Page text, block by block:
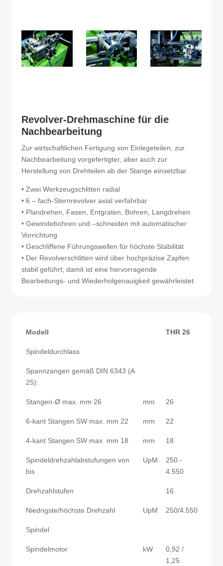
Revolver-Drehmaschine für die
Nachbearbeitung
Zur wirtschaftlichen Fertigung von Einlegeteilen, zur
Nachbearbeitung vorgefertigter, aber auch zur
Herstellung von Drehteilen ab der Stange einsetzbar
• Zwei Werkzeugschlitten radial
• 6 – fach-Sternrevolver axial verfahrbar
• Plandrehen, Fasen, Entgraten, Bohren, Langdrehen
• Gewindebohren und –schneiden mit automatischer
Vorrichtung
• Geschliffene Führungswellen für höchste Stabilität
• Der Revolverschlitten wird über hochpräzise Zapfen
stabil geführt; damit ist eine hervorragende
Bearbeitungs- und Wiederholgenauigkeit gewährleistet
Modell THR 26
Spindeldurchlass
Spannzangen gemäß DIN 6343 (A
25):
Stangen-Ø max. mm 26 mm 26
6-kant Stangen SW max. mm 22 mm 22
4-kant Stangen SW max. mm 18 mm 18
Spindeldrehzahlabstufungen von
bis
UpM
250 -
4.550
Drehzahlstufen 16
Niedrigste/höchste Drehzahl UpM 250/4.550
Spindel
Spindelmotor kW
0,92 /
1,25